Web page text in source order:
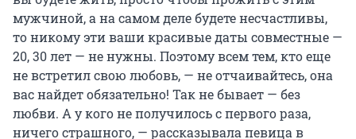
мужчиной, а на самом деле будете несчастливы,
то никому эти ваши красивые даты совместные —
20, 30 лет — не нужны. Поэтому всем тем, кто еще
не встретил свою любовь, — не отчаивайтесь, она
вас найдет обязательно! Так не бывает — без
любви. А у кого не получилось с первого раза,
ничего страшного, — рассказывала певица в